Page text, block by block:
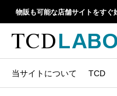
物販も可能な店舗サイトをすぐ
当サイトについて TCD